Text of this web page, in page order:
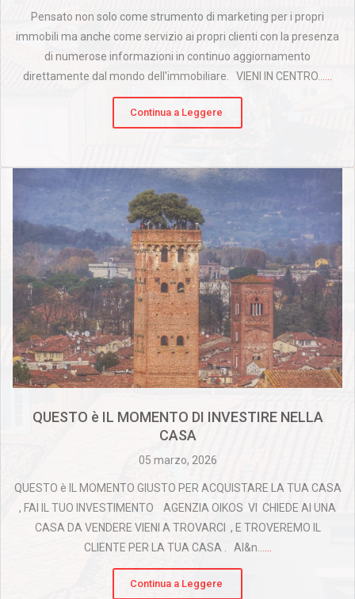
Pensato non solo come strumento di marketing per i propri
immobili ma anche come servizio ai propri clienti con la presenza
di numerose informazioni in continuo aggiornamento
direttamente dal mondo dell'immobiliare. VIENI IN CENTRO...
Continua a Leggere
QUESTO è IL MOMENTO DI INVESTIRE NELLA
CASA
05 marzo, 2026
QUESTO è IL MOMENTO GIUSTO PER ACQUISTARE LA TUA CASA
, FAI IL TUO INVESTIMENTO AGENZIA OIKOS VI CHIEDE AI UNA
CASA DA VENDERE VIENI A TROVARCI , E TROVEREMO IL
CLIENTE PER LA TUA CASA . AI&n......
Continua a Leggere